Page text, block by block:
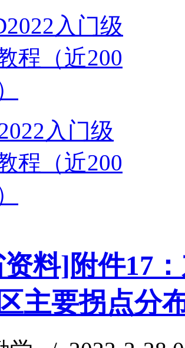
入门级
程（近200
料]附件17
主要拐点分